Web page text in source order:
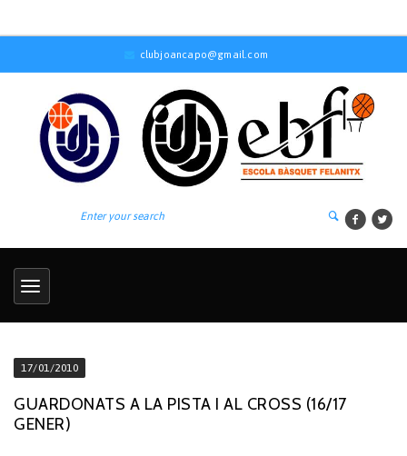
clubjoancapo@gmail.com
17/01/2010
GUARDONATS A LA PISTA I AL CROSS (16/17
GENER)